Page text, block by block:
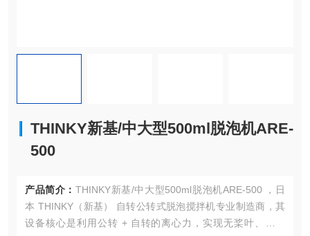
THINKY新基/中大型500ml脱泡机ARE-
500
产品简介： THINKY新基/中大型500ml脱泡机ARE-500 ，日
本 THINKY（新基） 自转公转式脱泡搅拌机专业制造商，其
设备核心是利用公转 + 自转的离心力，实现无桨叶、高效